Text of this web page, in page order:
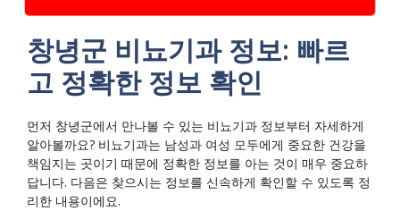
창녕군 비뇨기과 정보: 빠르
고 정확한 정보 확인
먼저 창녕군에서 만나볼 수 있는 비뇨기과 정보부터 자세하게
알아볼까요? 비뇨기과는 남성과 여성 모두에게 중요한 건강을
책임지는 곳이기 때문에 정확한 정보를 아는 것이 매우 중요하
답니다. 다음은 찾으시는 정보를 신속하게 확인할 수 있도록 정
리한 내용이에요.